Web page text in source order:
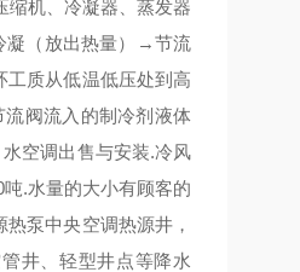
缩机、冷凝器、蒸发器
凝（放出热量）→节流
质从低温低压处到高
阀流入的制冷剂液体
空调出售与安装.冷风
.水量的大小有顾客的
泵中央空调热源井，
井、轻型井点等降水